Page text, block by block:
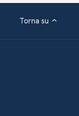
Torna su